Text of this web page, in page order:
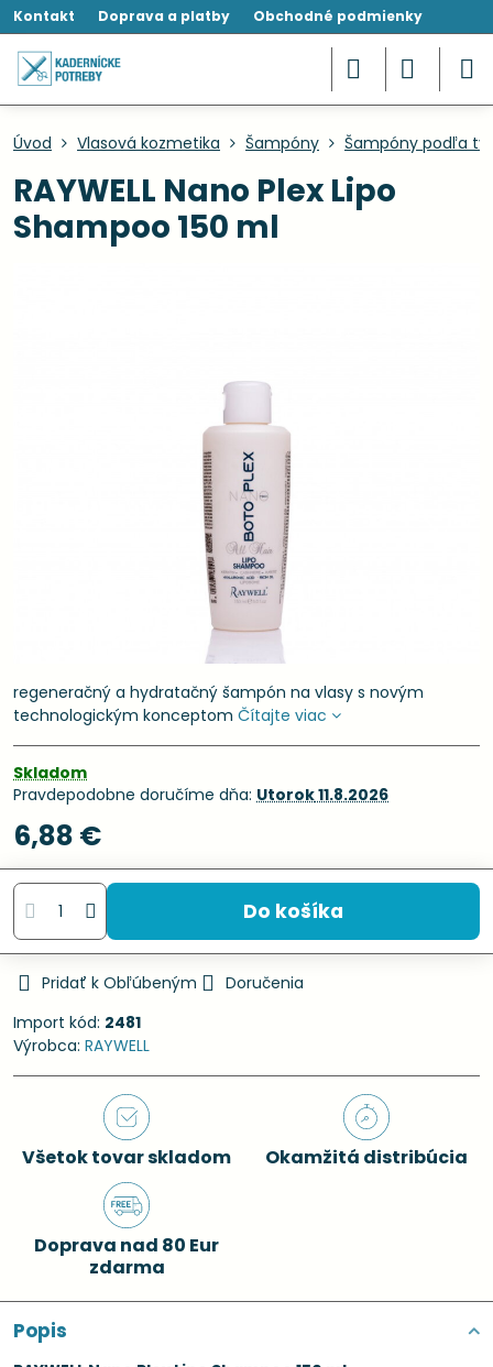
Kontakt Doprava a platby Obchodné podmienky
Úvod Vlasová kozmetika Šampóny Šampóny podľa
RAYWELL Nano Plex Lipo
Shampoo 150 ml
regeneračný a hydratačný šampón na vlasy s novým
technologickým konceptom Čítajte viac
Skladom
Pravdepodobne doručíme dňa: Utorok11.8.2026
6,88 €
Do košíka
Pridať k Obľúbeným
Doručenia
Import kód: 2481
Výrobca: RAYWELL
Všetok tovar skladom Okamžitá distribúcia
Doprava nad 80 Eur
zdarma
Popis